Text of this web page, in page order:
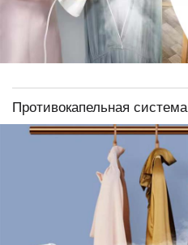
Противокапельная система